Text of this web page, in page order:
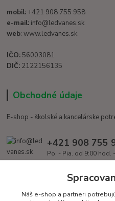
mobil: +421 908 755 958
e-mail: info@ledvanes.sk
web: www.ledvanes.sk
IČO: 56003081
DIČ: 2122156135
Obchodné údaje
E-shop - školské a kancelárske
+421 908 755
Po. - Pia. od 9:00 hod.
info@ledvanes.sk
Náš e-shop a partneri